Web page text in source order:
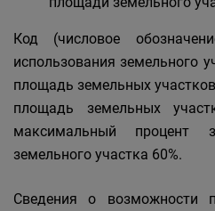
Код (числовое
использования земельного
площадь земельных
площадь земельных
максимальный процент
земельного участка 60%.
Сведения о возможности